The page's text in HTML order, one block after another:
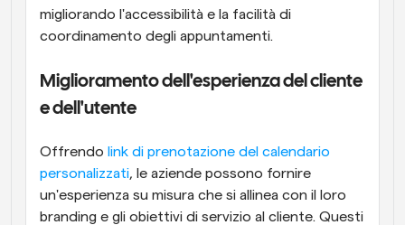
migliorando l'accessibilità e la facilità di
coordinamento degli appuntamenti.
Miglioramento dell'esperienza del cliente
e dell'utente
Offrendo link di prenotazione del calendario
personalizzati, le aziende possono fornire
un'esperienza su misura che si allinea con il loro
branding e gli obiettivi di servizio al cliente. Questi